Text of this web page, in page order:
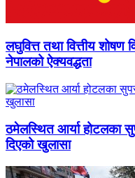
लघुवित्त तथा वित्तीय
नेपालको ऐक्यवद्धता
ठमेलस्थित आर्या होटलका
दिएको खुलासा